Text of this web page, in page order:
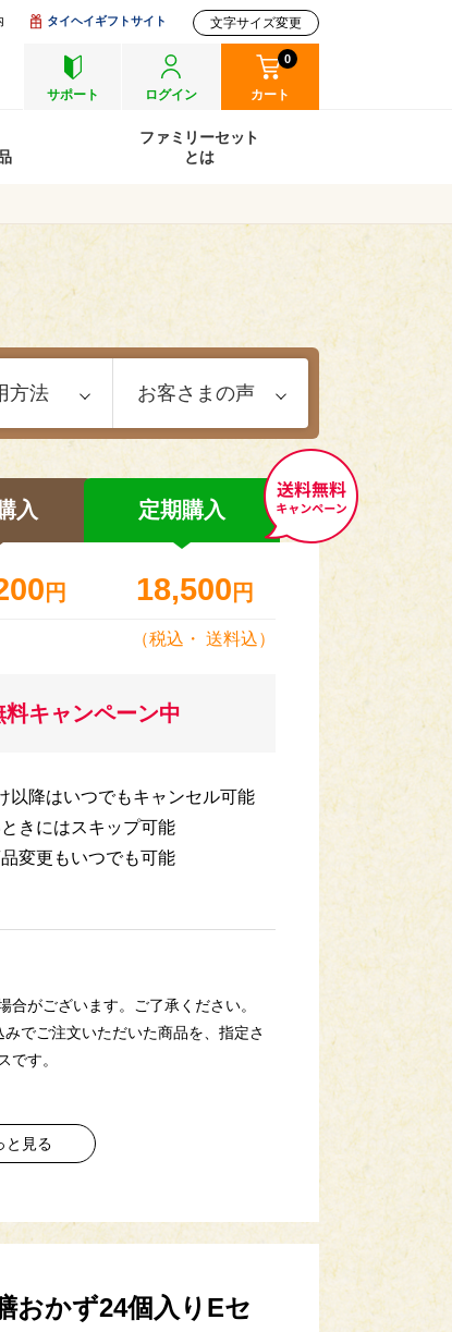
サポート
ログイン カート
0
タイヘイギフトサイト 文字サイズ変更
ファミリーセット
とは
方法 お客さまの声
入 定期購入
円 18,500 円
（税込・ 送料込）
キャンペーン中
以降はいつでもキャンセル可能
きにはスキップ可能
変更もいつでも可能
がございます。ご了承ください。
でご注文いただいた商品を、指定さ
です。
と見る
おかず24個入りEセ